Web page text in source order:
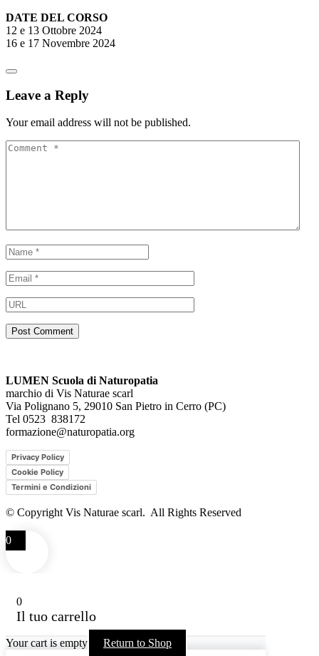
DATE DEL CORSO
12 e 13 Ottobre 2024
16 e 17 Novembre 2024
Leave a Reply
Your email address will not be published.
LUMEN Scuola di Naturopatia
marchio di Vis Naturae scarl
Via Polignano 5, 29010 San Pietro in Cerro (PC)
Tel 0523 838172
formazione@naturopatia.org
Privacy Policy
Cookie Policy
Termini e Condizioni
© Copyright Vis Naturae scarl. All Rights Reserved
0
0
Il tuo carrello
Your cart is empty Return to Shop